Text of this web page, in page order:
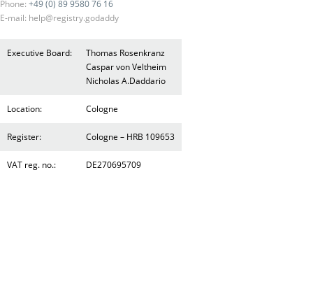
Phone: +49 (0) 89 9580 76 16
E-mail: help@registry.godaddy
Executive Board:
Thomas Rosenkranz
Caspar von Veltheim
Nicholas A.Daddario
Location: Cologne
Register: Cologne – HRB 109653
VAT reg. no.: DE270695709